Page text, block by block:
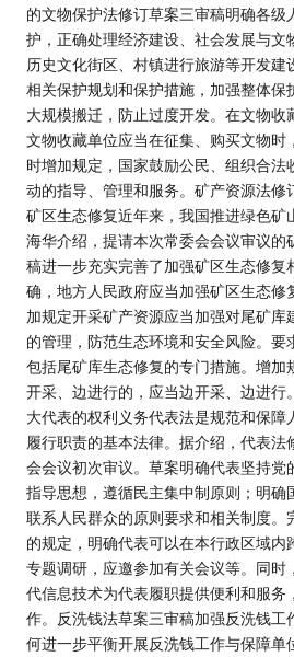
的文物保护法修订草案三审稿明确各级
护，正确处理经济建设、社会发展与文
历史文化街区、村镇进行旅游等开发建
相关保护规划和保护措施，加强整体保
大规模搬迁，防止过度开发。在文物收
文物收藏单位应当在征集、购买文物时
时增加规定，国家鼓励公民、组织合法
动的指导、管理和服务。矿产资源法修
矿区生态修复近年来，我国推进绿色矿
海华介绍，提请本次常委会会议审议的
稿进一步充实完善了加强矿区生态修复
确，地方人民政府应当加强矿区生态修
加规定开采矿产资源应当加强对尾矿库
的管理，防范生态环境和安全风险。要
包括尾矿库生态修复的专门措施。增加
开采、边进行的，应当边开采、边进行
大代表的权利义务代表法是规范和保障
履行职责的基本法律。据介绍，代表法
会会议初次审议。草案明确代表坚持党
指导思想，遵循民主集中制原则；明确
联系人民群众的原则要求和相关制度。
的规定，明确代表可以在本行政区域内
专题调研，应邀参加有关会议等。同时
代信息技术为代表履职提供便利和服务
作。反洗钱法草案三审稿加强反洗钱工
何进一步平衡开展反洗钱工作与保障单